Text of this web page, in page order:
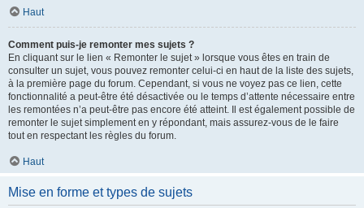
Haut
Comment puis-je remonter mes sujets ?
En cliquant sur le lien « Remonter le sujet » lorsque vous êtes en train de
consulter un sujet, vous pouvez remonter celui-ci en haut de la liste des sujets,
à la première page du forum. Cependant, si vous ne voyez pas ce lien, cette
fonctionnalité a peut-être été désactivée ou le temps d’attente nécessaire entre
les remontées n’a peut-être pas encore été atteint. Il est également possible de
remonter le sujet simplement en y répondant, mais assurez-vous de le faire
tout en respectant les règles du forum.
Haut
Mise en forme et types de sujets